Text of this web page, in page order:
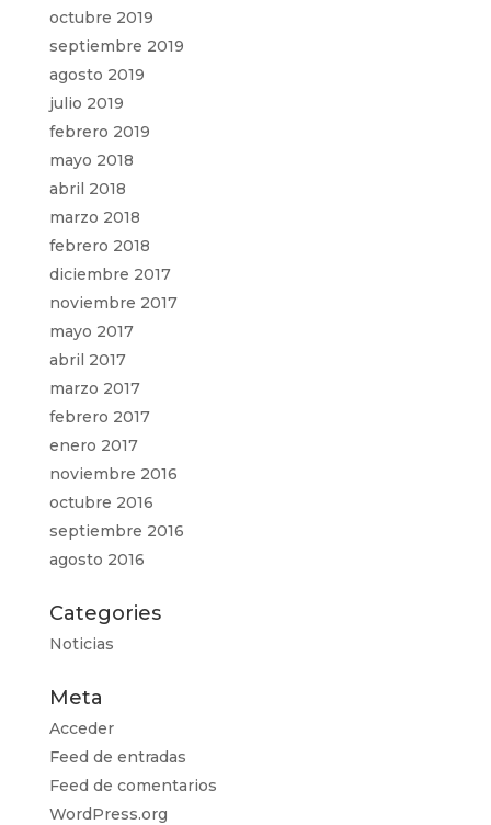
octubre 2019
septiembre 2019
agosto 2019
julio 2019
febrero 2019
mayo 2018
abril 2018
marzo 2018
febrero 2018
diciembre 2017
noviembre 2017
mayo 2017
abril 2017
marzo 2017
febrero 2017
enero 2017
noviembre 2016
octubre 2016
septiembre 2016
agosto 2016
Categories
Noticias
Meta
Acceder
Feed de entradas
Feed de comentarios
WordPress.org